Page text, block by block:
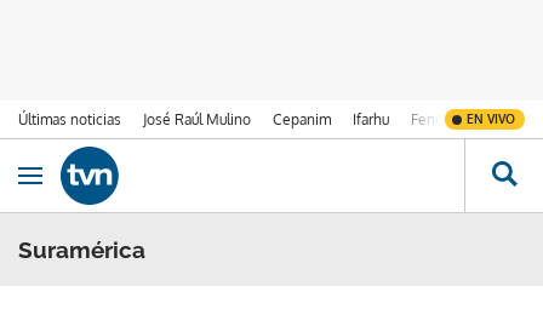
Últimas noticias José Raúl Mulino Cepanim Ifarhu Fenómeno de El
EN VIVO
Ir al contenido
Obrir navegació
Suramérica